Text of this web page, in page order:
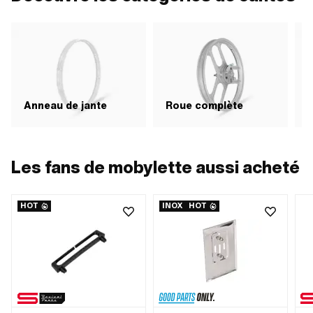
Anneau de jante Roue complète
Les fans de mobylette aussi acheté
HOT INOX HOT